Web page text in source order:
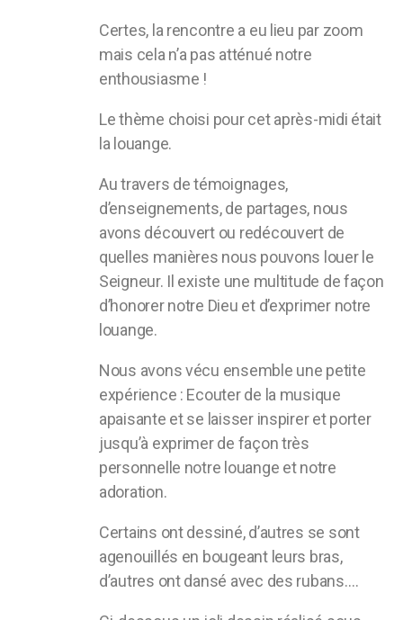
Certes, la rencontre a eu lieu par zoom
mais cela n’a pas atténué notre
enthousiasme !
Le thème choisi pour cet après-midi était
la louange.
Au travers de témoignages,
d’enseignements, de partages, nous
avons découvert ou redécouvert de
quelles manières nous pouvons louer le
Seigneur. Il existe une multitude de façon
d’honorer notre Dieu et d’exprimer notre
louange.
Nous avons vécu ensemble une petite
expérience : Ecouter de la musique
apaisante et se laisser inspirer et porter
jusqu’à exprimer de façon très
personnelle notre louange et notre
adoration.
Certains ont dessiné, d’autres se sont
agenouillés en bougeant leurs bras,
d’autres ont dansé avec des rubans….